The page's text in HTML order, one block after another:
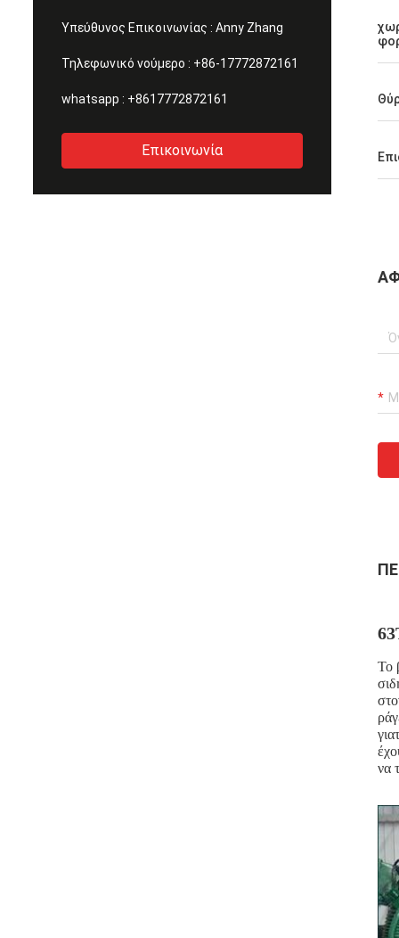
Υπεύθυνος Επικοινωνίας : Anny Zhang
Τηλεφωνικό νούμερο : +86-17772872161
whatsapp : +8617772872161
Επικοινωνία
Το
να